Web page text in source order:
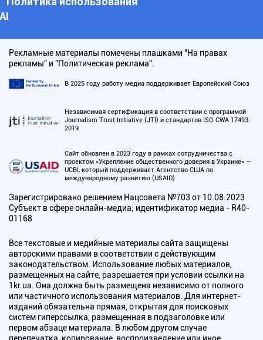
АI
Рекламные материалы помечены плашками "На правах
рекламы" и "Политическая реклама".
В 2025 году работу медиа поддерживает Европейский Союз
Независимая сертификация в соответствии с программой
Journalism Trust Initiative (JTI) и стандартов ISO CWA 17493:
2019
Сайт обновлен в 2023 году в рамках сотрудничества с
проектом «Укрепление общественного доверия в Украине» —
UCBI, который поддерживает Агентство США по
международному развитию (USAID)
Зарегистрировано решением Нацсовета №703 от 10.08.2023
Субъект в сфере онлайн-медиа; идентификатор медиа - R40-
01168
Все текстовые и медийные материалы сайта защищены
авторскими правами в соответствии с действующим
законодательством. Использование любых материалов,
размещенных на сайте, разрешается при условии ссылки на
1kr.ua. Она должна быть размещена независимо от полного
или частичного использования материалов. Для интернет-
изданий обязательна прямая, открытая для поисковых
систем гиперссылка, размещенная в подзаголовке или
первом абзаце материала. В любом другом случае